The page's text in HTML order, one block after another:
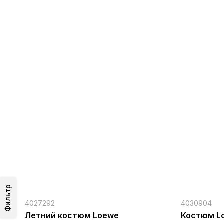
Фильтр 4027292
Летний костюм Loewe
4030904
Костюм